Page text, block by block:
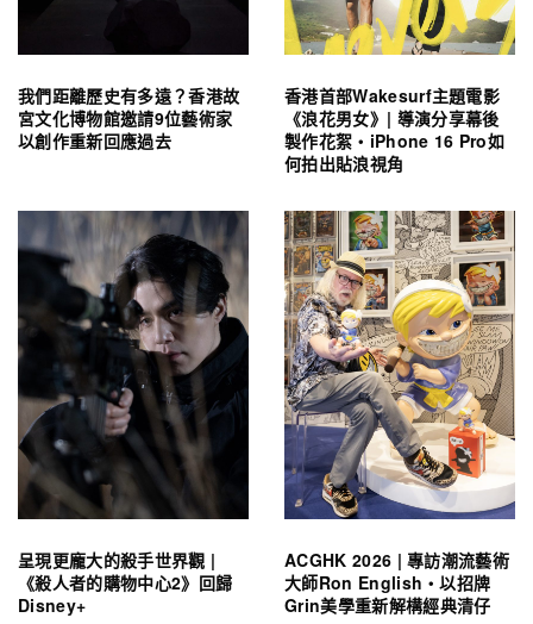
我們距離歷史有多遠？香港故
宮文化博物館邀請9位藝術家
以創作重新回應過去
香港首部Wakesurf主題電影
《浪花男女》| 導演分享幕後
製作花絮・iPhone 16 Pro如
何拍出貼浪視角
呈現更龐大的殺手世界觀 |
《殺人者的購物中心2》回歸
Disney+
ACGHK 2026 | 專訪潮流藝術
大師Ron English・以招牌
Grin美學重新解構經典清仔